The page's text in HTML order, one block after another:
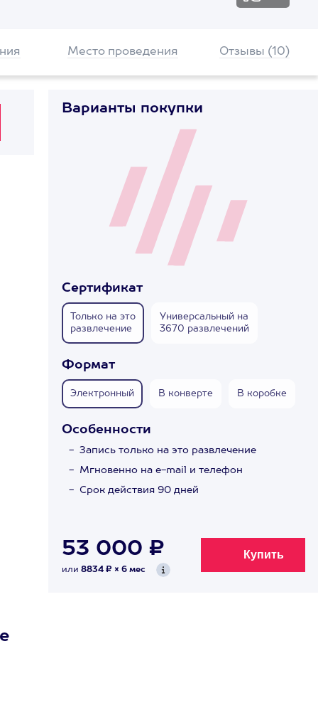
Место проведения Отзывы (10)
Варианты покупки
Сертификат
Только на это
развлечение
Универсальный на
3670 развлечений
Формат
Электронный В конверте В коробке
Особенности
Запись только на это развлечение
Мгновенно на e-mail и телефон
Срок действия 90 дней
53 000 ₽
или 8834 ₽ × 6 мес